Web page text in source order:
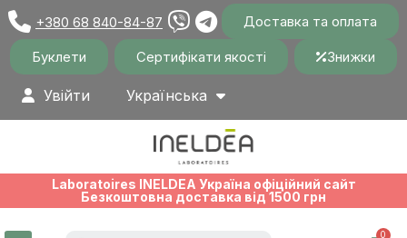
+380 68 840-84-87 Доставка та оплата
Буклети Сертифікати якості Знижки
Увійти Українська
Laboratoires INELDEA Україна офіційний сайт
Безкоштовна доставка від 1500 грн